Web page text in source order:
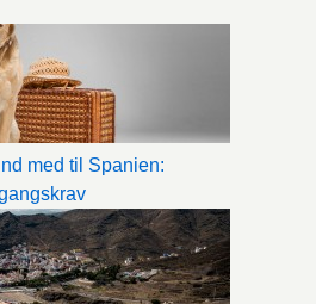
med til Spanien: